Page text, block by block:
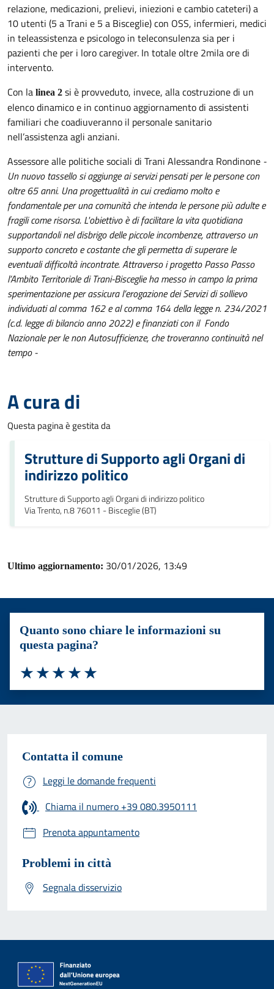
relazione, medicazioni, prelievi, iniezioni e cambio cateteri) a
10 utenti (5 a Trani e 5 a Bisceglie) con OSS, infermieri, medici
in teleassistenza e psicologo in teleconsulenza sia per i
pazienti che per i loro caregiver. In totale oltre 2mila ore di
intervento.
Con la linea 2 si è provveduto, invece, alla costruzione di un
elenco dinamico e in continuo aggiornamento di assistenti
familiari che coadiuveranno il personale sanitario
nell’assistenza agli anziani.
Assessore alle politiche sociali di Trani Alessandra Rondinone -
Un nuovo tassello si aggiunge ai servizi pensati per le persone con
oltre 65 anni. Una progettualità in cui crediamo molto e
fondamentale per una comunità che intenda le persone più adulte e
fragili come risorsa. L'obiettivo è di facilitare la vita quotidiana
supportandoli nel disbrigo delle piccole incombenze, attraverso un
supporto concreto e costante che gli permetta di superare le
eventuali difficoltà incontrate. Attraverso i progetto Passo Passo
l’Ambito Territoriale di Trani-Bisceglie ha messo in campo la prima
sperimentazione per assicura l’erogazione dei Servizi di sollievo
individuati al comma 162 e al comma 164 della legge n. 234/2021
(c.d. legge di bilancio anno 2022) e finanziati con il Fondo
Nazionale per le non Autosufficienze, che troveranno continuità nel
tempo -
A cura di
Questa pagina è gestita da
Strutture di Supporto agli Organi di
indirizzo politico
Strutture di Supporto agli Organi di indirizzo politico
Via Trento, n.8 76011 - Bisceglie (BT)
Ultimo aggiornamento: 30/01/2026, 13:49
Quanto sono chiare le informazioni su
questa pagina?
Valuta 5 stelle su 5
Valuta 4 stelle su 5
Valuta 3 stelle su 5
Valuta 2 stelle su 5
Valuta 1 stelle su 5
Contatta il comune
Leggi le domande frequenti
Chiama il numero +39 080.3950111
Prenota appuntamento
Problemi in città
Segnala disservizio